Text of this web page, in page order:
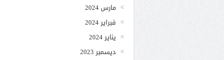
مارس 2024
فبراير 2024
يناير 2024
ديسمبر 2023